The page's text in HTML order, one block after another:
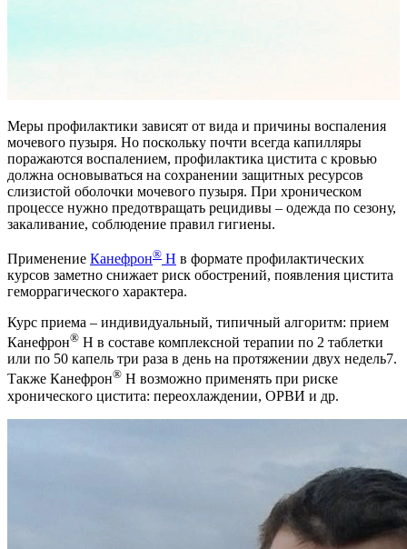
Меры профилактики зависят от вида и причины воспаления
мочевого пузыря. Но поскольку почти всегда капилляры
поражаются воспалением, профилактика цистита с кровью
должна основываться на сохранении защитных ресурсов
слизистой оболочки мочевого пузыря. При хроническом
процессе нужно предотвращать рецидивы – одежда по сезону,
закаливание, соблюдение правил гигиены.
Применение Канефрон® Н в формате профилактических
курсов заметно снижает риск обострений, появления цистита
геморрагического характера.
Курс приема – индивидуальный, типичный алгоритм: прием
Канефрон® Н в составе комплексной терапии по 2 таблетки
или по 50 капель три раза в день на протяжении двух недель7.
Также Канефрон® Н возможно применять при риске
хронического цистита: переохлаждении, ОРВИ и др.